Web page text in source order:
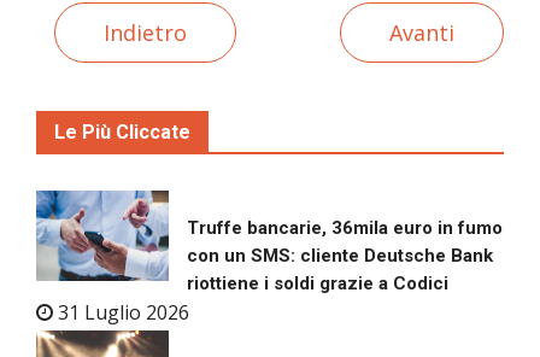
Indietro Avanti
Le Più Cliccate
Truffe bancarie, 36mila euro in fumo
con un SMS: cliente Deutsche Bank
riottiene i soldi grazie a Codici
31 Luglio 2026